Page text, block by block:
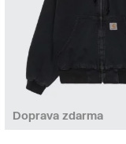
Doprava zdarma
XLXXL